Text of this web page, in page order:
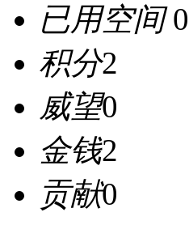
已用空间
积分2
威望0
金钱2
贡献0